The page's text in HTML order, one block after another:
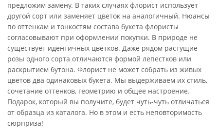
предложим замену. В таких случаях флорист использует
другой сорт или заменяет цветок на аналогичный. Нюансы
по оттенкам и тонкостям состава букета флористы
согласовывают при оформлении покупки. В природе не
существует идентичных цветков. Даже рядом растущие
розы одного сорта отличаются формой лепестков или
раскрытием бутона. Флорист не может собрать из живых
цветов два одинаковых букета. Мы выдерживаем их стиль,
сочетание оттенков, геометрию и общее настроение.
Подарок, который вы получите, будет чуть-чуть отличаться
от образца из каталога. Но в этом и есть неповторимость
сюрприза!